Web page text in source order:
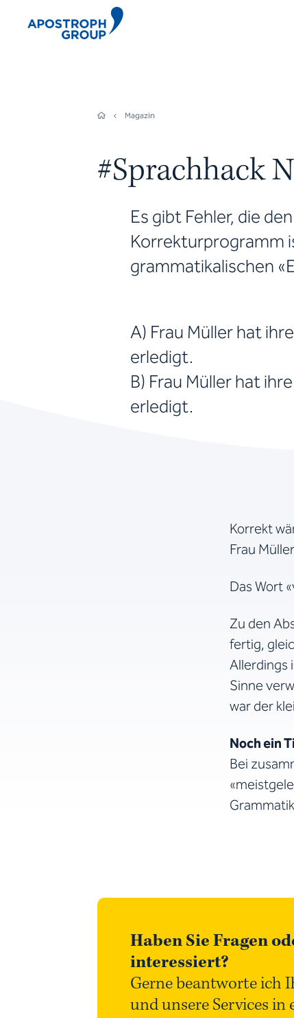
Magazin
#Sprachhack
Es gibt Fehler, die
Korrekturprogramm
grammatikalischen
A) Frau Müller hat
erledigt.
B) Frau Müller hat
erledigt.
Korrekt
Frau
Das Wort
Zu den
fertig,
Allerdings
Sinne
war der
Noch ein
Bei
Haben Sie Fragen
interessiert?
Gerne beantworte ich
und unsere Services in